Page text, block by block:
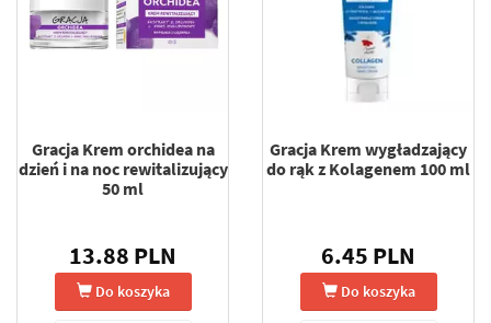
Gracja Krem orchidea na
dzień i na noc rewitalizujący
50 ml
13.88 PLN
Do koszyka
Gracja Krem wygładzający
do rąk z Kolagenem 100 ml
6.45 PLN
Do koszyka